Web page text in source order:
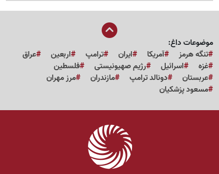
موضوعات داغ:
تنگه هرمز
آمریکا ایران ترامپ اربعین
عراق
غزه
اسرائیل رژیم صهیونیستی
فلسطین
عربستان
دونالد ترامپ مازندران
مرز مهران
مسعود پزشکیان